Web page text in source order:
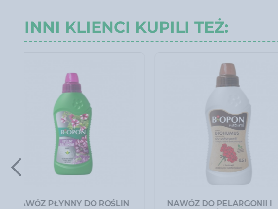
INNI KLIENCI KUPILI TEŻ:
PROSZEK NA MRÓWKI
ZAPAS DO WORKA NA